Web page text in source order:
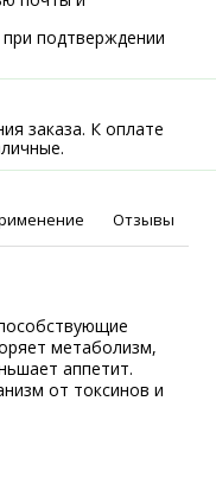
подтверждении
заказа. К оплате
Отзывы
метаболизм,
аппетит.
от токсинов и